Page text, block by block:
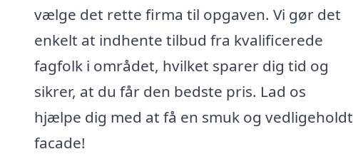
vælge det rette firma til opgaven. Vi gør det
enkelt at indhente tilbud fra kvalificerede
fagfolk i området, hvilket sparer dig tid og
sikrer, at du får den bedste pris. Lad os
hjælpe dig med at få en smuk og vedligeholdt
facade!